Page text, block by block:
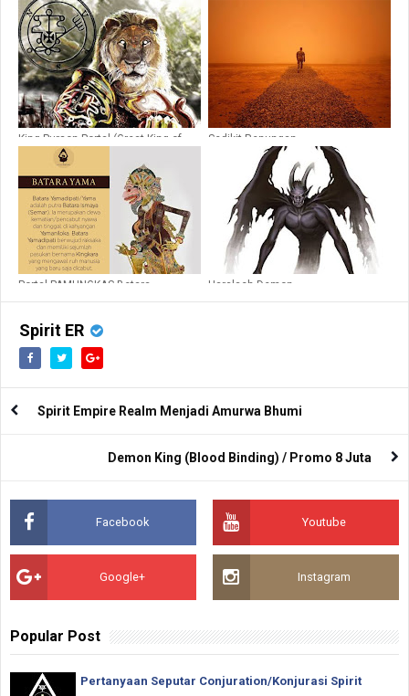
King Purson Portal (Great King of
Sedikit Renungan
Portal PAMUNGKAS Betara
Haralach Demon
Spirit ER
Spirit Empire Realm Menjadi Amurwa Bhumi
Demon King (Blood Binding) / Promo 8 Juta
Facebook Youtube
Google+ Instagram
Popular Post
Pertanyaan Seputar Conjuration/Konjurasi Spirit